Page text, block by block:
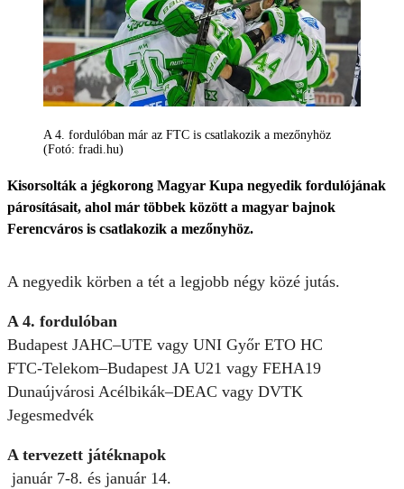
A 4. fordulóban már az FTC is csatlakozik a mezőnyhöz
(Fotó: fradi.hu)
Kisorsolták a jégkorong Magyar Kupa negyedik fordulójának
párosításait, ahol már többek között a magyar bajnok
Ferencváros is csatlakozik a mezőnyhöz.
A negyedik körben a tét a legjobb négy közé jutás.
A 4. fordulóban
Budapest JAHC–UTE vagy UNI Győr ETO HC
FTC-Telekom–Budapest JA U21 vagy FEHA19
Dunaújvárosi Acélbikák–DEAC vagy DVTK
Jegesmedvék
A tervezett játéknapok
január 7-8. és január 14.